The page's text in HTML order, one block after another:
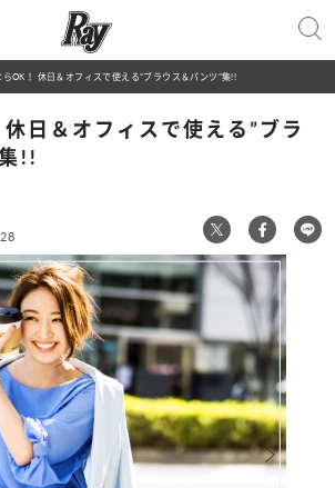
らOK！ 休日＆オフィスで使える”ブラウス＆パンツ”集!!
日＆オフィスで使える”ブラ
!!